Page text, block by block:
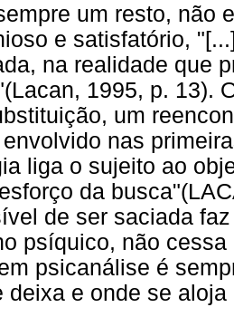
um resto, não
e satisfatório,
na realidade que
1995, p. 13).
um
nas
liga o sujeito ao
da
de ser saciada
psíquico, não
psicanálise é
deixa e onde se aloja